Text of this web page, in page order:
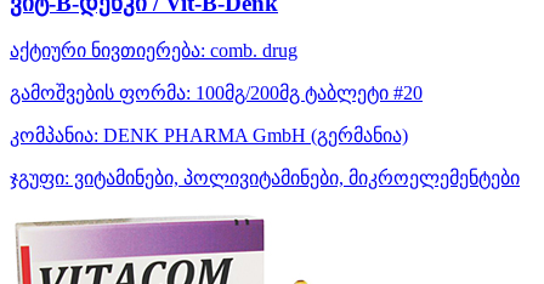
აქტიური ნივთიერება: comb. drug
გამოშვების ფორმა: 100მგ/200მგ ტაბლეტი #20
კომპანია: DENK PHARMA GmbH (გერმანია)
ჯგუფი: ვიტამინები, პოლივიტამინები, მიკროელემენტები